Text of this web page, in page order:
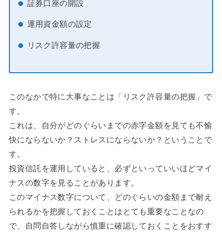
証券口座の開設
運用資金額の設定
リスク許容量の把握
このなかで特に大事なことは「リスク許容量の把握」で
す。
これは、自分がどのぐらいまでの赤字金額を見ても不愉
快にならないか？ストレスにならないか？ということで
す。
投資信託を運用していると、必ずといっていいほどマイ
ナスの数字を見ることがあります。
このマイナス数字について、どのぐらいの金額まで耐え
られるかを把握しておくことはとても重要なことなの
で、自問自答しながら慎重に確認しておくことをおすす